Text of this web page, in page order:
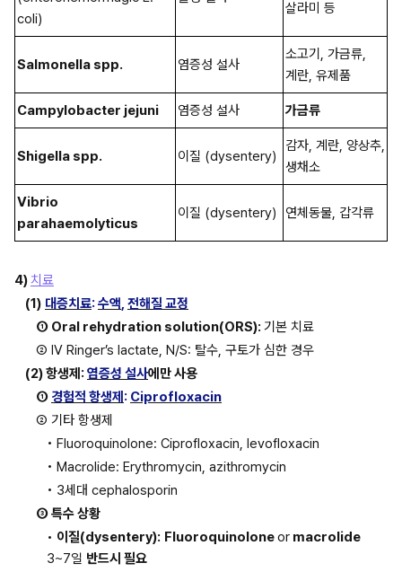
coli)
살라미 등
Salmonella spp. 염증성 설사
소고기, 가금류,
계란, 유제품
Campylobacter jejuni 염증성 설사 가금류
Shigella spp. 이질 (dysentery)
감자, 계란, 양상추,
생채소
Vibrio
parahaemolyticus
이질 (dysentery) 연체동물, 갑각류
4) 치료
(1) 대증치료: 수액 전해질 교정
① Oral rehydration solution(ORS): 기본 치료
② IV Ringer’s lactate, N/S: 탈수, 구토가 심한 경우
(2) 항생제: 염증성 설사에만 사용
① 경험적 항생제 : Ciprofloxacin
② 기타 항생제
• Fluoroquinolone: Ciprofloxacin, levofloxacin
• Macrolide: Erythromycin, azithromycin
• 3세대 cephalosporin
③ 특수 상황
• 이질(dysentery): Fluoroquinolone or
3~7일 반드시 필요